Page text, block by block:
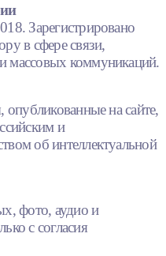
Зарегистрировано
в сфере связи,
массовых коммуникаций.
на сайте,
и
об интеллектуальной
фото, аудио и
с согласия